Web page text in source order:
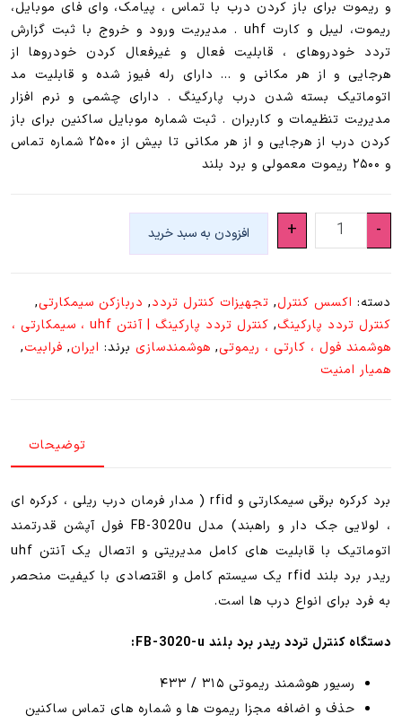
و ریموت برای باز کردن درب با تماس ، پیامک، وای فای موبایل،
ریموت، لیبل و کارت uhf . مدیریت ورود و خروج با ثبت گزارش
تردد خودروهای ، قابلیت فعال و غیرفعال کردن خودروها از
هرجایی و از هر مکانی و … دارای رله فیوز شده و قابلیت مد
اتوماتیک بسته شدن درب پارکینگ . دارای چشمی و نرم افزار
مدیریت تنظیمات و کاربران . ثبت شماره موبایل ساکنین برای باز
کردن درب از هرجایی و از هر مکانی تا بیش از ۲۵۰۰ شماره تماس
و ۲۵۰۰ ریموت معمولی و برد بلند
-
دستگاه
سیمکارتی
برد
FB3020-
+ افزودن به سبد خرید
دسته: اکسس کنترل, تجهیزات کنترل تردد, دربازکن سیمکارتی,
کنترل تردد پارکینگ,
کنترل تردد پارکینگ | آنتن uhf ، سیمکارتی ،
هوشمند فول ، کارتی ، ریموتی, هوشمندسازی برند: ایران, فرابیت,
همیار امنیت
توضیحات
برد کرکره برقی سیمکارتی و rfid ( مدار فرمان درب ریلی ، کرکره ای
، لولایی جک دار و راهبند) مدل FB-3020u فول آپشن قدرتمند
اتوماتیک با قابلیت های کامل مدیریتی و اتصال یک آنتن uhf
ریدر برد بلند rfid یک سیستم کامل و اقتصادی با کیفیت منحصر
به فرد برای انواع درب ها است.
دستگاه کنترل تردد ریدر برد بلند FB-3020-u:
رسیور هوشمند ریموتی ۳۱۵ / ۴۳۳
حذف و اضافه مجزا ریموت ها و شماره های تماس ساکنین